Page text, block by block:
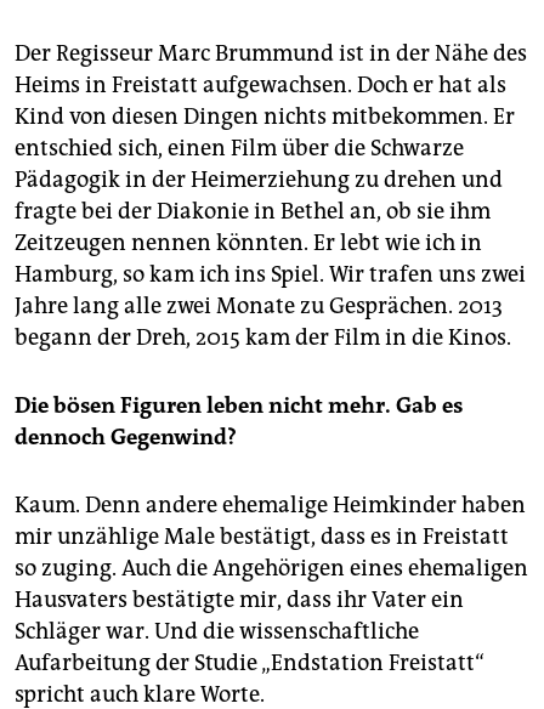
Der Regisseur Marc Brummund ist in der Nähe des
Heims in Freistatt aufgewachsen. Doch er hat als
Kind von diesen Dingen nichts mitbekommen. Er
entschied sich, einen Film über die Schwarze
Pädagogik in der Heimerziehung zu drehen und
fragte bei der Diakonie in Bethel an, ob sie ihm
Zeitzeugen nennen könnten. Er lebt wie ich in
Hamburg, so kam ich ins Spiel. Wir trafen uns zwei
Jahre lang alle zwei Monate zu Gesprächen. 2013
begann der Dreh, 2015 kam der Film in die Kinos.
Die bösen Figuren leben nicht mehr. Gab es
dennoch Gegenwind?
Kaum. Denn andere ehemalige Heimkinder haben
mir unzählige Male bestätigt, dass es in Freistatt
so zuging. Auch die Angehörigen eines ehemaligen
Hausvaters bestätigte mir, dass ihr Vater ein
Schläger war. Und die wissenschaftliche
Aufarbeitung der Studie „Endstation Freistatt“
spricht auch klare Worte.